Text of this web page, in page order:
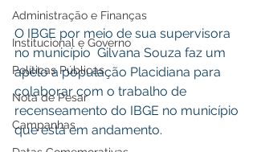
Administração e Finanças
Institucional e Governo
Políticas Públicas
Nota de Pesar
Campanhas
O IBGE por meio de sua supervisora
no município  Gilvana Souza faz um
apelo a população Placidiana para
colaborar com o trabalho de
recenseamento do IBGE no município
que está em andamento.